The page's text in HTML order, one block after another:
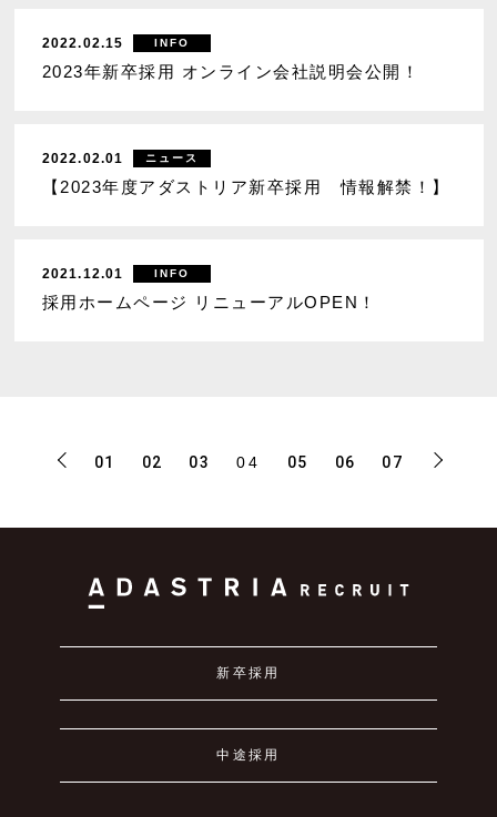
2022.02.15 INFO
2023年新卒採用 オンライン会社説明会公開！
2022.02.01 ニュース
【2023年度アダストリア新卒採用 情報解禁！】
2021.12.01 INFO
採用ホームページ リニューアルOPEN！
01 02 03 04 05 06 07
新卒採用
中途採用